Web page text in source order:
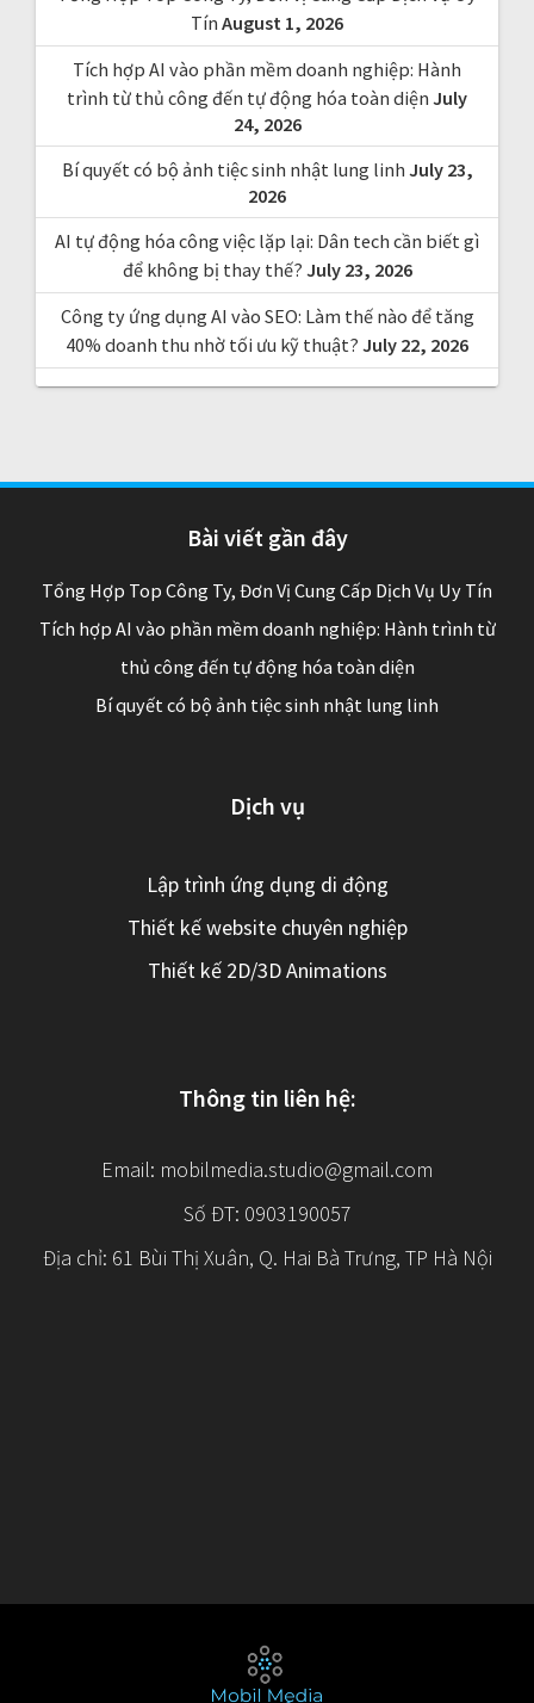
Tín August 1, 2026
Tích hợp AI vào phần mềm doanh nghiệp: Hành
trình từ thủ công đến tự động hóa toàn diện July
24, 2026
Bí quyết có bộ ảnh tiệc sinh nhật lung linh July 23,
2026
AI tự động hóa công việc lặp lại: Dân tech cần biết gì
để không bị thay thế? July 23, 2026
Công ty ứng dụng AI vào SEO: Làm thế nào để tăng
40% doanh thu nhờ tối ưu kỹ thuật? July 22, 2026
Bài viết gần đây
Tổng Hợp Top Công Ty, Đơn Vị Cung Cấp Dịch Vụ Uy Tín
Tích hợp AI vào phần mềm doanh nghiệp: Hành trình từ
thủ công đến tự động hóa toàn diện
Bí quyết có bộ ảnh tiệc sinh nhật lung linh
Dịch vụ
Lập trình ứng dụng di động
Thiết kế website chuyên nghiệp
Thiết kế 2D/3D Animations
Thông tin liên hệ:
Email: mobilmedia.studio@gmail.com
Số ĐT: 0903190057
Địa chỉ: 61 Bùi Thị Xuân, Q. Hai Bà Trưng, TP Hà Nội